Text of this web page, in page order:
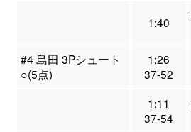
1:40
#4 島田 3Pシュート
○(5点)
1:26
37-52
1:11
37-54